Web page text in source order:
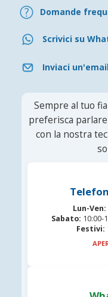
Domande
Scrivici su
Inviaci
Sempre al tuo
preferisca
con la nostra
Lun-Ven:
Sabato: 10:00-
Festivi: